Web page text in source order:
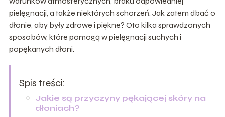
pielęgnacji, a także niektórych schorzeń. Jak zatem dbać o
dłonie, aby były zdrowe i piękne? Oto kilka sprawdzonych
sposobów, które pomogą w pielęgnacji suchych i
popękanych dłoni.
Spis treści:
Jakie są przyczyny pękającej skóry na
dłoniach?